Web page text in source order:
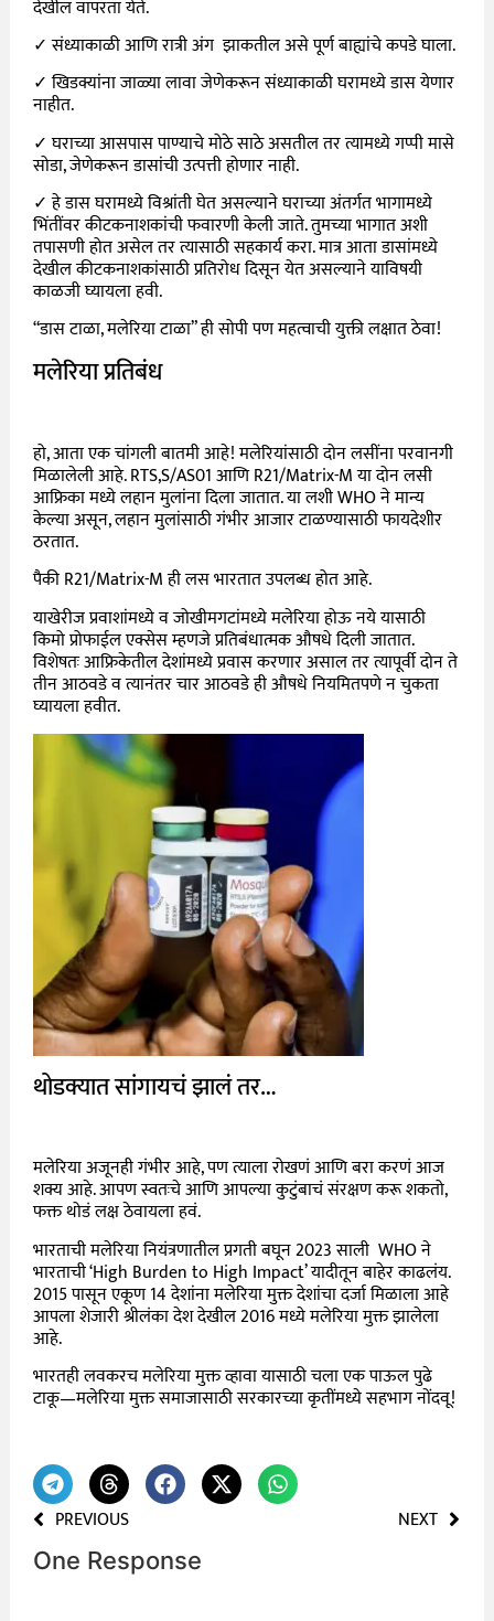
देखील वापरता येते.
✓ संध्याकाळी आणि रात्री अंग झाकतील असे पूर्ण बाह्यांचे कपडे घाला.
✓ खिडक्यांना जाळ्या लावा जेणेकरून संध्याकाळी घरामध्ये डास येणार
नाहीत.
✓ घराच्या आसपास पाण्याचे मोठे साठे असतील तर त्यामध्ये गप्पी मासे
सोडा, जेणेकरून डासांची उत्पत्ती होणार नाही.
✓ हे डास घरामध्ये विश्रांती घेत असल्याने घराच्या अंतर्गत भागामध्ये
भिंतींवर कीटकनाशकांची फवारणी केली जाते. तुमच्या भागात अशी
तपासणी होत असेल तर त्यासाठी सहकार्य करा. मात्र आता डासांमध्ये
देखील कीटकनाशकांसाठी प्रतिरोध दिसून येत असल्याने याविषयी
काळजी घ्यायला हवी.
“डास टाळा, मलेरिया टाळा” ही सोपी पण महत्वाची युक्ती लक्षात ठेवा!
मलेरिया प्रतिबंध
हो, आता एक चांगली बातमी आहे! मलेरियांसाठी दोन लसींना परवानगी
मिळालेली आहे. RTS,S/AS01 आणि R21/Matrix-M या दोन लसी
आफ्रिका मध्ये लहान मुलांना दिला जातात. या लशी WHO ने मान्य
केल्या असून, लहान मुलांसाठी गंभीर आजार टाळण्यासाठी फायदेशीर
ठरतात.
पैकी R21/Matrix-M ही लस भारतात उपलब्ध होत आहे.
याखेरीज प्रवाशांमध्ये व जोखीमगटांमध्ये मलेरिया होऊ नये यासाठी
किमो प्रोफाईल एक्सेस म्हणजे प्रतिबंधात्मक औषधे दिली जातात.
विशेषतः आफ्रिकेतील देशांमध्ये प्रवास करणार असाल तर त्यापूर्वी दोन ते
तीन आठवडे व त्यानंतर चार आठवडे ही औषधे नियमितपणे न चुकता
घ्यायला हवीत.
थोडक्यात सांगायचं झालं तर…
मलेरिया अजूनही गंभीर आहे, पण त्याला रोखणं आणि बरा करणं आज
शक्य आहे. आपण स्वतःचे आणि आपल्या कुटुंबाचं संरक्षण करू शकतो,
फक्त थोडं लक्ष ठेवायला हवं.
भारताची मलेरिया नियंत्रणातील प्रगती बघून 2023 साली WHO ने
भारताची ‘High Burden to High Impact’ यादीतून बाहेर काढलंय.
2015 पासून एकूण 14 देशांना मलेरिया मुक्त देशांचा दर्जा मिळाला आहे
आपला शेजारी श्रीलंका देश देखील 2016 मध्ये मलेरिया मुक्त झालेला
आहे.
भारतही लवकरच मलेरिया मुक्त व्हावा यासाठी चला एक पाऊल पुढे
टाकू—मलेरिया मुक्त समाजासाठी सरकारच्या कृतींमध्ये सहभाग नोंदवू!
PREVIOUS NEXT
One Response